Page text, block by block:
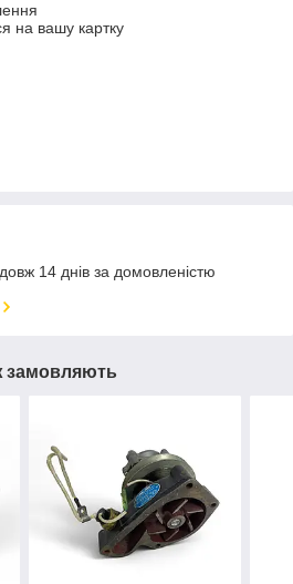
на вашу картку
14 днів за домовленістю
замовляють